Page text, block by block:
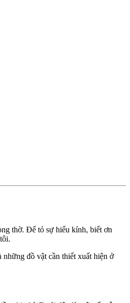
thờ. Để tỏ sự hiếu kính, biết ơn
đồ vật cần thiết xuất hiện ở